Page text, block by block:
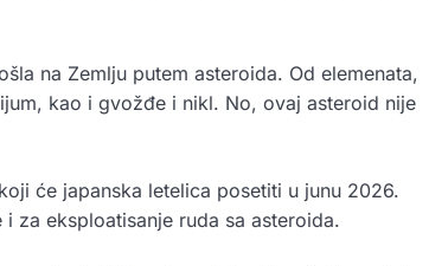
na Zemlju putem asteroida. Od elemenata,
kao i gvožđe i nikl. No, ovaj asteroid nije
će japanska letelica posetiti u junu 2026.
za eksploatisanje ruda sa asteroida.